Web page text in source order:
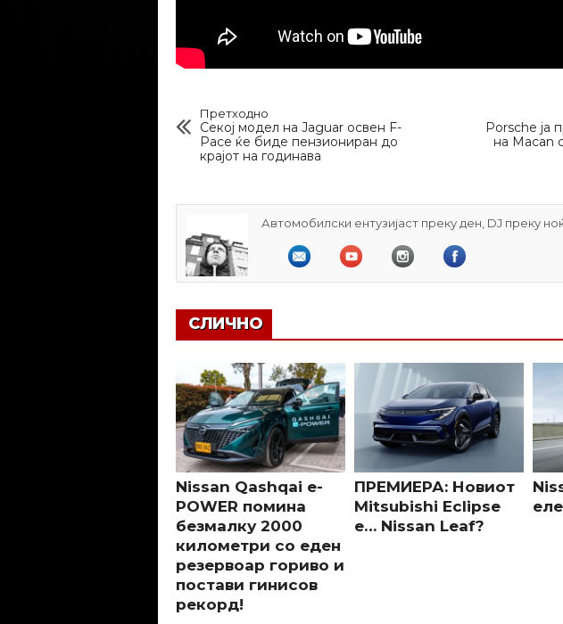
Претходно
Секој модел на Jaguar освен F-
Pace ќе биде пензиониран до
крајот на годинава
Porsche ја
на Macan
Автомобилски ентузијаст преку ден, DJ преку
СЛИЧНО
Nissan Qashqai e-
POWER помина
безмалку 2000
километри со еден
резервоар гориво и
постави гинисов
рекорд!
ПРЕМИЕРА: Новиот
Mitsubishi Eclipse
е… Nissan Leaf?